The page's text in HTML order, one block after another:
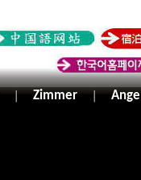
Zimmer